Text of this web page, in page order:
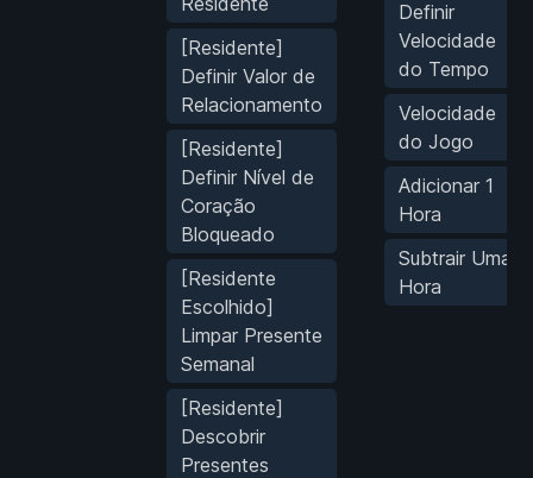
[Residente]
Definir Valor de
Relacionamento
[Residente]
Definir Nível de
Coração
Bloqueado
[Residente
Escolhido]
Limpar Presente
Semanal
[Residente]
Descobrir
Presentes
Definir
Velocidade
do Tempo
Velocidade
do Jogo
Adicionar 1
Hora
Subtrair Uma
Hora